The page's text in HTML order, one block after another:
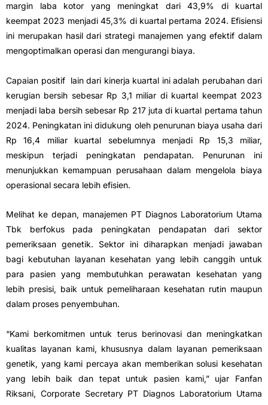
margin laba kotor yang meningkat dari 43,9% di kuartal
keempat 2023 menjadi 45,3% di kuartal pertama 2024. Efisiensi
ini merupakan hasil dari strategi manajemen yang efektif dalam
mengoptimalkan operasi dan mengurangi biaya.
Capaian positif lain dari kinerja kuartal ini adalah perubahan dari
kerugian bersih sebesar Rp 3,1 miliar di kuartal keempat 2023
menjadi laba bersih sebesar Rp 217 juta di kuartal pertama tahun
2024. Peningkatan ini didukung oleh penurunan biaya usaha dari
Rp 16,4 miliar kuartal sebelumnya menjadi Rp 15,3 miliar,
meskipun terjadi peningkatan pendapatan. Penurunan ini
menunjukkan kemampuan perusahaan dalam mengelola biaya
operasional secara lebih efisien.
Melihat ke depan, manajemen PT Diagnos Laboratorium Utama
Tbk berfokus pada peningkatan pendapatan dari sektor
pemeriksaan genetik. Sektor ini diharapkan menjadi jawaban
bagi kebutuhan layanan kesehatan yang lebih canggih untuk
para pasien yang membutuhkan perawatan kesehatan yang
lebih presisi, baik untuk pemeliharaan kesehatan rutin maupun
dalam proses penyembuhan.
“Kami berkomitmen untuk terus berinovasi dan meningkatkan
kualitas layanan kami, khususnya dalam layanan pemeriksaan
genetik, yang kami percaya akan memberikan solusi kesehatan
yang lebih baik dan tepat untuk pasien kami,” ujar Fanfan
Riksani, Corporate Secretary PT Diagnos Laboratorium Utama